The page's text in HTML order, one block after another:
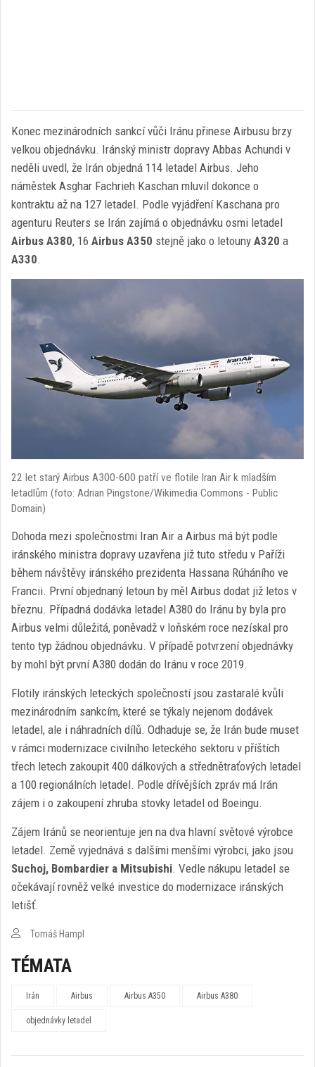
Konec mezinárodních sankcí vůči Iránu přinese Airbusu brzy
velkou objednávku. Iránský ministr dopravy Abbas Achundi v
neděli uvedl, že Irán objedná 114 letadel Airbus. Jeho
náměstek Asghar Fachrieh Kaschan mluvil dokonce o
kontraktu až na 127 letadel. Podle vyjádření Kaschana pro
agenturu Reuters se Irán zajímá o objednávku osmi letadel
Airbus A380, 16 Airbus A350 stejně jako o letouny A320 a
A330.
22 let starý Airbus A300-600 patří ve flotile Iran Air k mladším
letadlům (foto: Adrian Pingstone/Wikimedia Commons - Public
Domain)
Dohoda mezi společnostmi Iran Air a Airbus má být podle
iránského ministra dopravy uzavřena již tuto středu v Paříži
během návštěvy iránského prezidenta Hassana Rúháního ve
Francii. První objednaný letoun by měl Airbus dodat již letos v
březnu. Případná dodávka letadel A380 do Iránu by byla pro
Airbus velmi důležitá, poněvadž v loňském roce nezískal pro
tento typ žádnou objednávku. V případě potvrzení objednávky
by mohl být první A380 dodán do Iránu v roce 2019.
Flotily iránských leteckých společností jsou zastaralé kvůli
mezinárodním sankcím, které se týkaly nejenom dodávek
letadel, ale i náhradních dílů. Odhaduje se, že Irán bude muset
v rámci modernizace civilního leteckého sektoru v příštích
třech letech zakoupit 400 dálkových a střednětraťových letadel
a 100 regionálních letadel. Podle dřívějších zpráv má Irán
zájem i o zakoupení zhruba stovky letadel od Boeingu.
Zájem Iránů se neorientuje jen na dva hlavní světové výrobce
letadel. Země vyjednává s dalšími menšími výrobci, jako jsou
Suchoj, Bombardier a Mitsubishi. Vedle nákupu letadel se
očekávají rovněž velké investice do modernizace iránských
letišť.
Tomáš Hampl
TÉMATA
Irán Airbus Airbus A350 Airbus A380
objednávky letadel